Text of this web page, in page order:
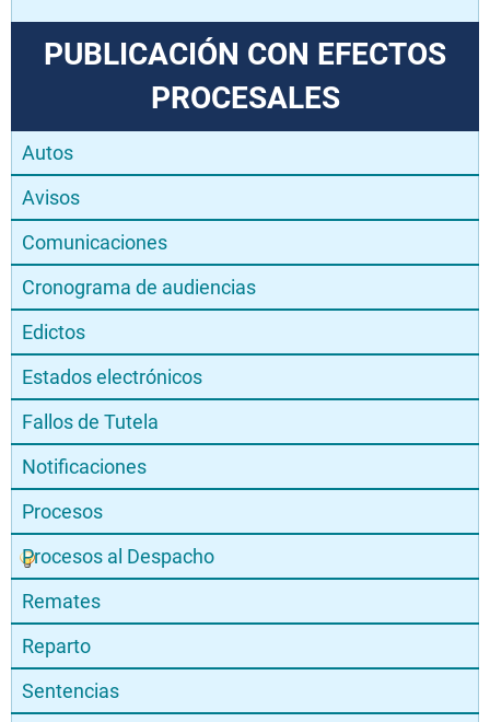
PUBLICACIÓN CON EFECTOS
PROCESALES
Autos
Avisos
Comunicaciones
Cronograma de audiencias
Edictos
Estados electrónicos
Fallos de Tutela
Notificaciones
Procesos
Procesos al Despacho
Remates
Reparto
Sentencias